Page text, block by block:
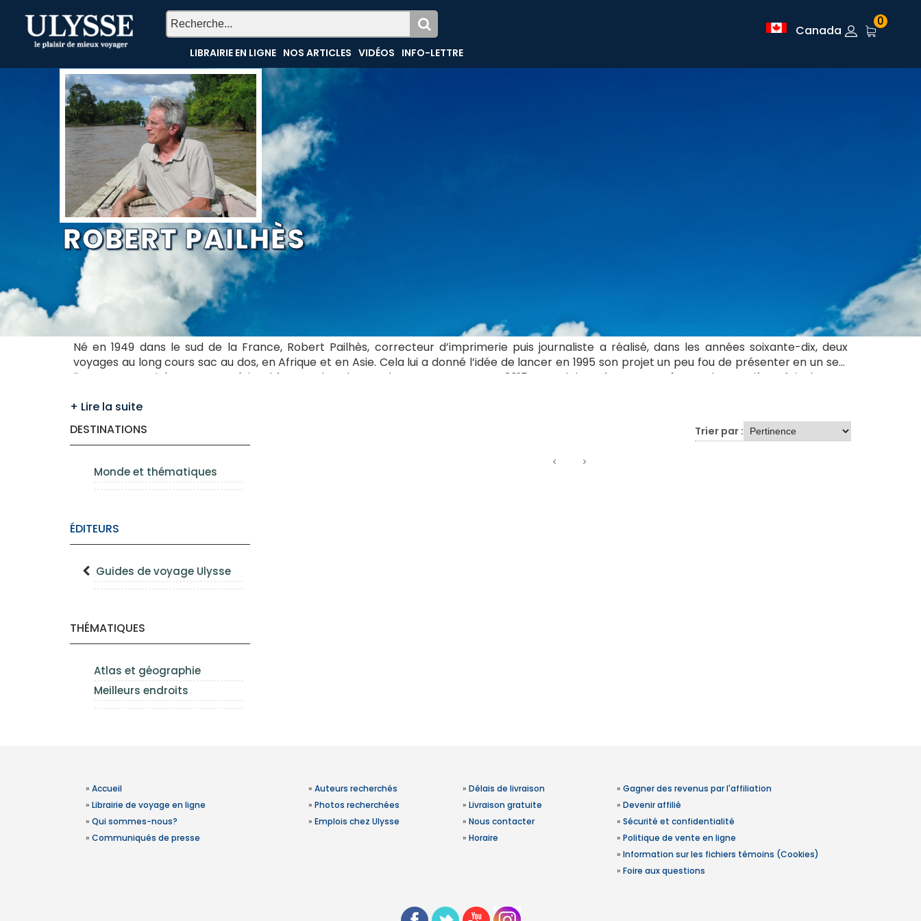
ROBERT PAILHÈS
Né en 1949 dans le sud de la France, Robert Pailhès, correcteur d’imprimerie puis journaliste a réalisé, dans les années soixante-dix, deux
voyages au long cours sac au dos, en Afrique et en Asie. Cela lui a donné l’idée de lancer en 1995 son projet un peu fou de présenter en un seul
livre tout ce qui, à ses yeux, mérite d’être vu dans le monde, pays par pays. En 2015, « Le Globe-Rêveur » paraît pour la quatrième fois dans sa
LIBRAIRIE EN LIGNE NOS ARTICLES VIDÉOS INFO-LETTRE
Canada
0
DESTINATIONS
Monde et thématiques
ÉDITEURS
Guides de voyage Ulysse
THÉMATIQUES
Atlas et géographie
Meilleurs endroits
Trier par :
» Accueil
» Librairie de voyage en ligne
» Qui sommes-nous?
» Communiqués de presse
» Auteurs recherchés
» Photos recherchées
» Emplois chez Ulysse
» Délais de livraison
» Livraison gratuite
» Nous contacter
» Horaire
» Gagner des revenus par l'affiliation
» Devenir affilié
» Sécurité et confidentialité
» Politique de vente en ligne
» Information sur les fichiers témoins (Cookies)
» Foire aux questions